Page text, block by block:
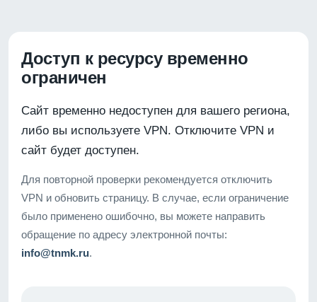
Доступ к ресурсу временно
ограничен
Сайт временно недоступен для вашего региона,
либо вы используете VPN. Отключите VPN и
сайт будет доступен.
Для повторной проверки рекомендуется отключить
VPN и обновить страницу. В случае, если ограничение
было применено ошибочно, вы можете направить
обращение по адресу электронной почты:
info@tnmk.ru.